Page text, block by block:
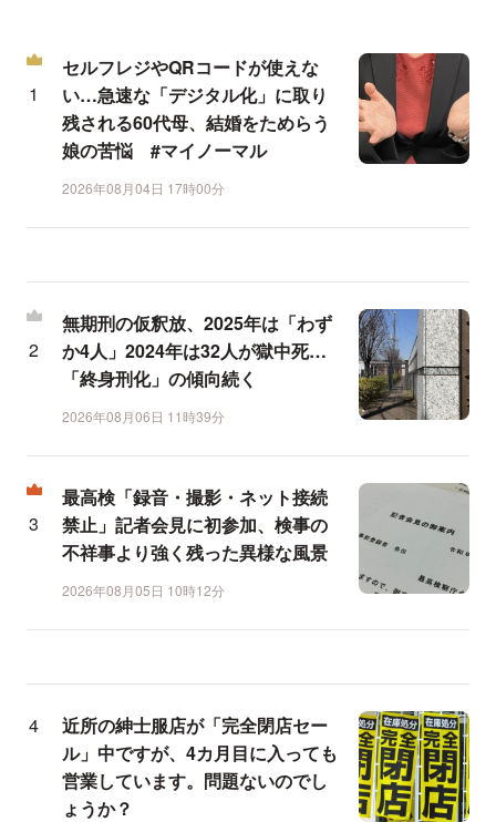
セルフレジやQRコードが使えな
い…急速な「デジタル化」に取り
残される60代母、結婚をためらう
娘の苦悩 #マイノーマル
2026年08月04日 17時00分
無期刑の仮釈放、2025年は「わず
か4人」2024年は32人が獄中死…
「終身刑化」の傾向続く
2026年08月06日 11時39分
最高検「録音・撮影・ネット接続
禁止」記者会見に初参加、検事の
不祥事より強く残った異様な風景
2026年08月05日 10時12分
近所の紳士服店が「完全閉店セー
ル」中ですが、4カ月目に入っても
営業しています。問題ないのでし
ょうか？